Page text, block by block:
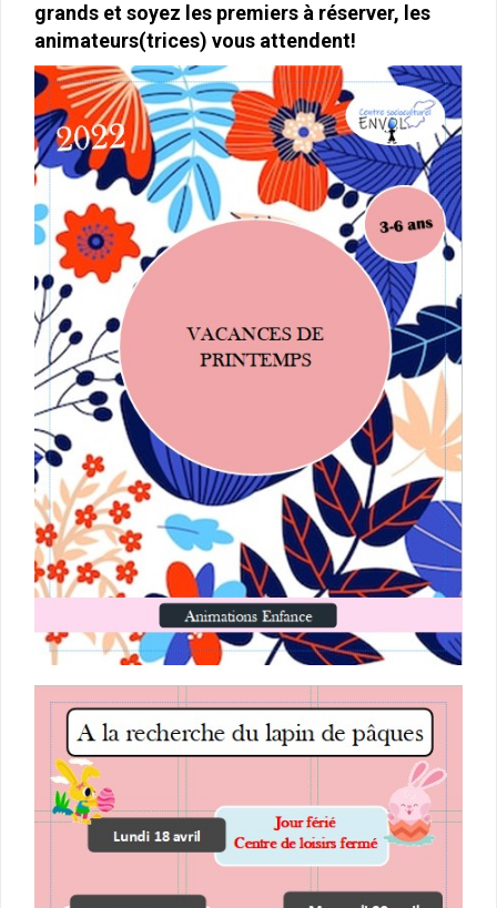
grands et soyez les premiers à réserver, les
animateurs(trices) vous attendent!